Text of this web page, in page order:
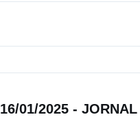
16/01/2025 -